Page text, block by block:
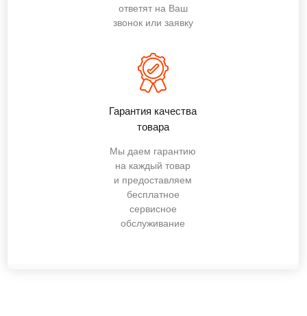
Гарантия качества
товара
Мы даем гарантию
на каждый товар
и предоставляем
бесплатное
сервисное
обслуживание
ответят на Ваш
звонок или заявку